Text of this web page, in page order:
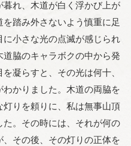
れ、木道が白く浮かび上が
踏み外さないよう慎重に足
小さな光の点滅が感じられ
脇のキャラボクの中から発
凝らすと、その光は何十、
かりました。木道の両脇を
りを頼りに、私は無事山頂
。その時には、それが何の
その後、その灯りの正体を